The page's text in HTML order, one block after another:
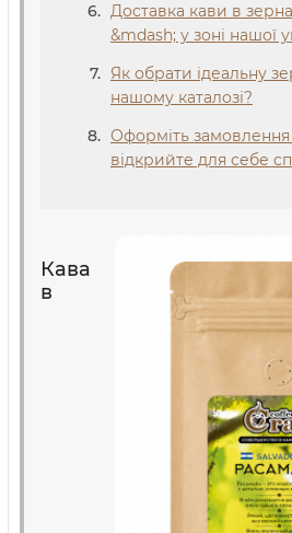
Доставка кави в
&mdash; у зоні нашої
Як обрати ідеальну
нашому каталозі?
Оформіть замовлення
відкрийте для себе
Кава
в